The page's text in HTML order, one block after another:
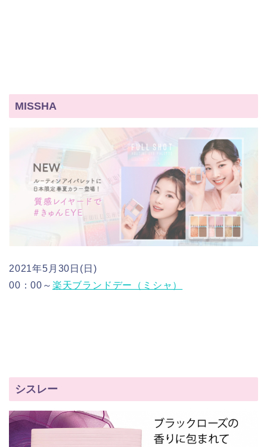
MISSHA
2021年5月30日(日)
00：00～ 楽天ブランドデー（ミシャ）
シスレー